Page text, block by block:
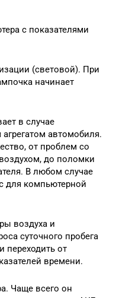
с показателями
(световой). При
начинает
в случае
автомобиля.
от проблем со
до поломки
В любом случае
для компьютерной
воздуха и
суточного пробега
переходить от
времени.
Чаще всего он